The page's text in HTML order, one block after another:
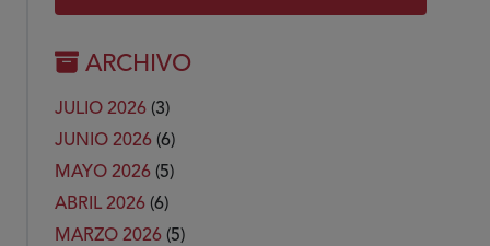
ARCHIVO
JULIO 2026 (3)
JUNIO 2026 (6)
MAYO 2026 (5)
ABRIL 2026 (6)
MARZO 2026 (5)